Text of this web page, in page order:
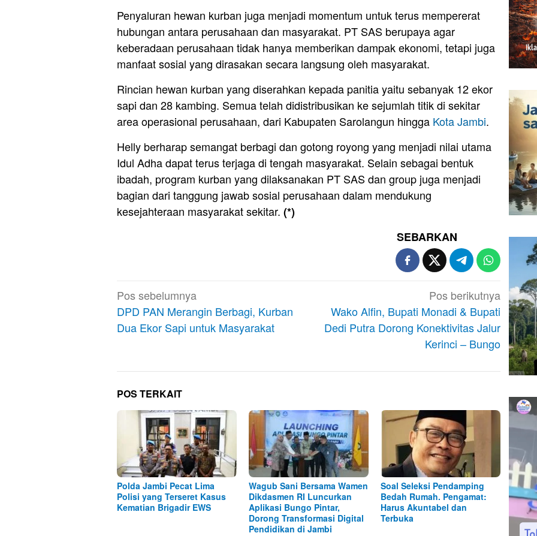
Penyaluran hewan kurban juga menjadi momentum untuk terus mempererat
hubungan antara perusahaan dan masyarakat. PT SAS berupaya agar
keberadaan perusahaan tidak hanya memberikan dampak ekonomi, tetapi juga
manfaat sosial yang dirasakan secara langsung oleh masyarakat.
Rincian hewan kurban yang diserahkan kepada panitia yaitu sebanyak 12 ekor
sapi dan 28 kambing. Semua telah didistribusikan ke sejumlah titik di sekitar
area operasional perusahaan, dari Kabupaten Sarolangun hingga Kota Jambi.
Helly berharap semangat berbagi dan gotong royong yang menjadi nilai utama
Idul Adha dapat terus terjaga di tengah masyarakat. Selain sebagai bentuk
ibadah, program kurban yang dilaksanakan PT SAS dan group juga menjadi
bagian dari tanggung jawab sosial perusahaan dalam mendukung
kesejahteraan masyarakat sekitar. (*)
SEBARKAN
Navigasi
pos
Pos sebelumnya
DPD PAN Merangin Berbagi, Kurban
Dua Ekor Sapi untuk Masyarakat
Pos berikutnya
Wako Alfin, Bupati Monadi & Bupati
Dedi Putra Dorong Konektivitas Jalur
Kerinci – Bungo
POS TERKAIT
Polda Jambi Pecat Lima
Polisi yang Terseret Kasus
Kematian Brigadir EWS
Wagub Sani Bersama Wamen
Dikdasmen RI Luncurkan
Aplikasi Bungo Pintar,
Dorong Transformasi Digital
Pendidikan di Jambi
Soal Seleksi Pendamping
Bedah Rumah. Pengamat:
Harus Akuntabel dan
Terbuka